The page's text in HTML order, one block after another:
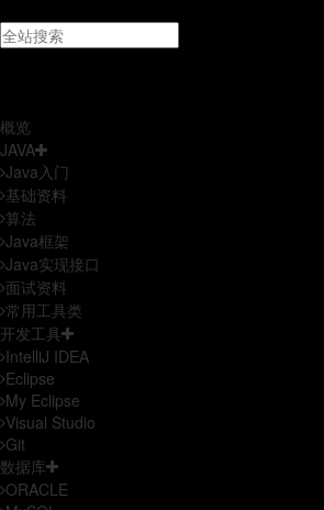
概览
JAVA
Java入门
基础资料
算法
Java框架
Java实现接口
面试资料
常用工具类
开发工具
IntelliJ IDEA
Eclipse
My Eclipse
Visual Studio
Git
数据库
ORACLE